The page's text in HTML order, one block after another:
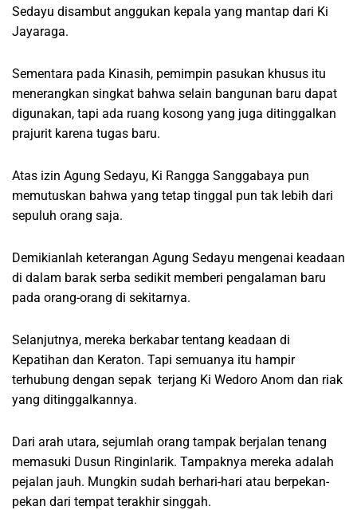
Sedayu disambut anggukan kepala yang mantap dari Ki
Jayaraga.
Sementara pada Kinasih, pemimpin pasukan khusus itu
menerangkan singkat bahwa selain bangunan baru dapat
digunakan, tapi ada ruang kosong yang juga ditinggalkan
prajurit karena tugas baru.
Atas izin Agung Sedayu, Ki Rangga Sanggabaya pun
memutuskan bahwa yang tetap tinggal pun tak lebih dari
sepuluh orang saja.
Demikianlah keterangan Agung Sedayu mengenai keadaan
di dalam barak serba sedikit memberi pengalaman baru
pada orang-orang di sekitarnya.
Selanjutnya, mereka berkabar tentang keadaan di
Kepatihan dan Keraton. Tapi semuanya itu hampir
terhubung dengan sepak terjang Ki Wedoro Anom dan riak
yang ditinggalkannya.
Dari arah utara, sejumlah orang tampak berjalan tenang
memasuki Dusun Ringinlarik. Tampaknya mereka adalah
pejalan jauh. Mungkin sudah berhari-hari atau berpekan-
pekan dari tempat terakhir singgah.